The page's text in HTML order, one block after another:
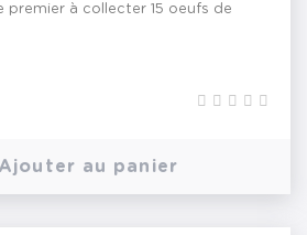
premier à collecter 15 oeufs de
Ajouter au panier